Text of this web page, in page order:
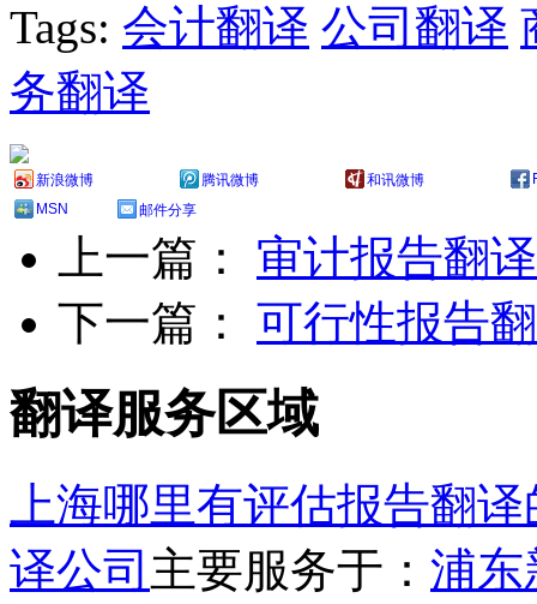
Tags: 会计翻译 公司翻译
务翻译
新浪微博 腾讯微博 和讯微博
MSN
邮件分享
上一篇： 审计报告翻译
下一篇： 可行性报告
翻译服务区域
上海哪里有评估报告翻
译公司 主要服务于： 浦东